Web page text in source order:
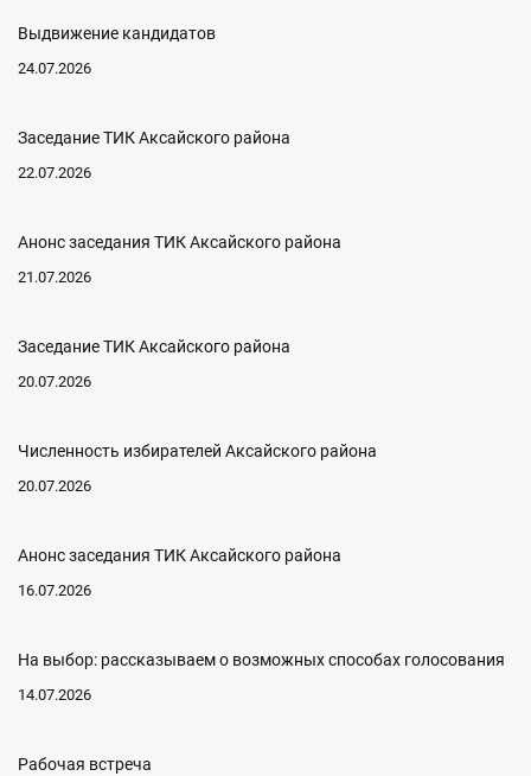
Выдвижение кандидатов
24.07.2026
Заседание ТИК Аксайского района
22.07.2026
Анонс заседания ТИК Аксайского района
21.07.2026
Заседание ТИК Аксайского района
20.07.2026
Численность избирателей Аксайского района
20.07.2026
Анонс заседания ТИК Аксайского района
16.07.2026
На выбор: рассказываем о возможных способах голосования
14.07.2026
Рабочая встреча